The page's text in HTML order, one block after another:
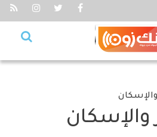
والإسكان